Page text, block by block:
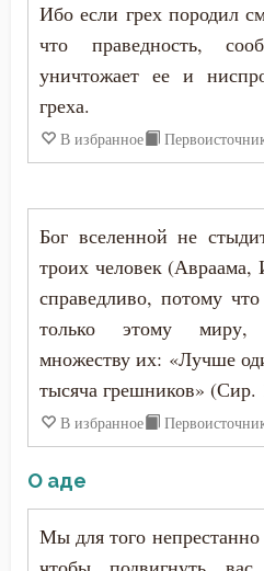
Ибо если грех породил
что праведность,
уничтожает ее и
греха.
В избранное
Бог вселенной не
троих человек
справедливо, потому
только этому миру,
множеству их: «Лучше
тысяча грешников» (Сир.
В избранное
О аде
Мы для того